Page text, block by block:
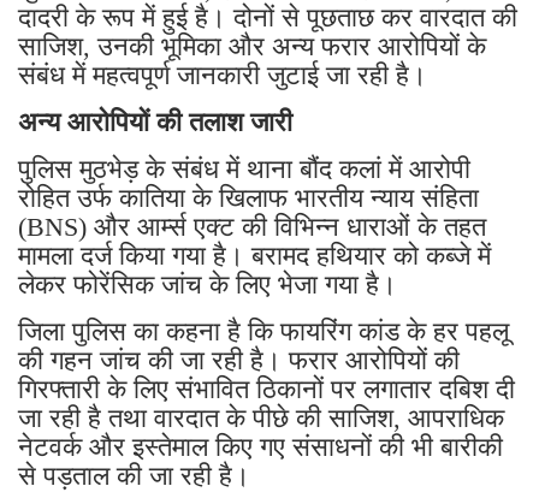
दादरी के रूप में हुई है। दोनों से पूछताछ कर वारदात की
साजिश, उनकी भूमिका और अन्य फरार आरोपियों के
संबंध में महत्वपूर्ण जानकारी जुटाई जा रही है।
अन्य आरोपियों की तलाश जारी
पुलिस मुठभेड़ के संबंध में थाना बौंद कलां में आरोपी
रोहित उर्फ कातिया के खिलाफ भारतीय न्याय संहिता
(BNS) और आर्म्स एक्ट की विभिन्न धाराओं के तहत
मामला दर्ज किया गया है। बरामद हथियार को कब्जे में
लेकर फोरेंसिक जांच के लिए भेजा गया है।
जिला पुलिस का कहना है कि फायरिंग कांड के हर पहलू
की गहन जांच की जा रही है। फरार आरोपियों की
गिरफ्तारी के लिए संभावित ठिकानों पर लगातार दबिश दी
जा रही है तथा वारदात के पीछे की साजिश, आपराधिक
नेटवर्क और इस्तेमाल किए गए संसाधनों की भी बारीकी
से पड़ताल की जा रही है।